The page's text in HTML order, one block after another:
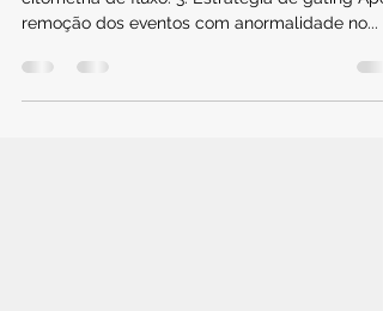
3. Estratégia de gating
Série de postagens sobre análise de dados de